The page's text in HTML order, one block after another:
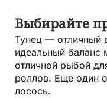
Выбирайте
Тунец — отличный
идеальный баланс
отличной рыбой
роллов. Еще один
лосось.